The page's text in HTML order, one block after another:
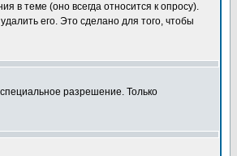
в теме (оно всегда относится к опросу).
его. Это сделано для того, чтобы
разрешение. Только